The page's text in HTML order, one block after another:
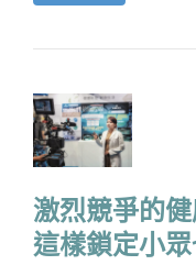
激烈競爭的
這樣鎖定小